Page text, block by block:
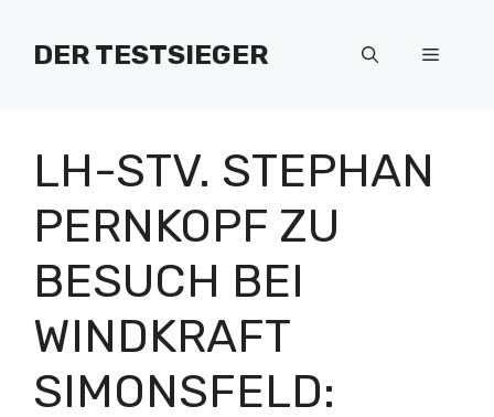
Inhalt
springenDER TESTSIEGER Menü
LH-STV. STEPHAN
PERNKOPF ZU
BESUCH BEI
WINDKRAFT
SIMONSFELD: